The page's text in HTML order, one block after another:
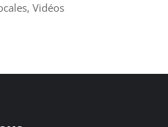
, Vidéos